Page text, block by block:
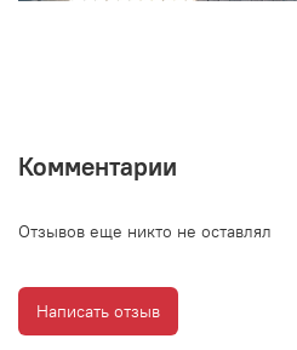
Комментарии
Отзывов еще никто не оставлял
Написать отзыв